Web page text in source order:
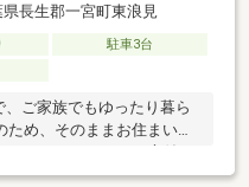
長生郡一宮町東浪見
駐車3台
ご家族でもゆったり暮ら
め、そのままお住まいい
ます。